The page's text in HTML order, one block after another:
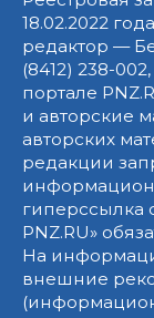
18.02.2022
редактор —
(8412) 238-
портале
и авторские
авторских
редакции
гиперссылка
PNZ.RU»
На
внешние